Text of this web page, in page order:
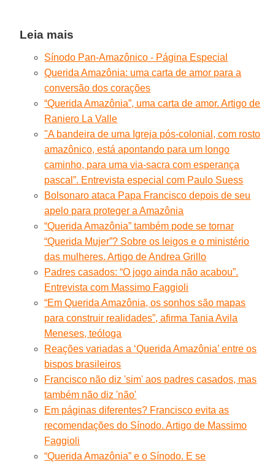
Leia mais
Sínodo Pan-Amazônico - Página Especial
Querida Amazônia: uma carta de amor para a
conversão dos corações
“Querida Amazônia”, uma carta de amor. Artigo de
Raniero La Valle
"A bandeira de uma Igreja pós-colonial, com rosto
amazônico, está apontando para um longo
caminho, para uma via-sacra com esperança
pascal”. Entrevista especial com Paulo Suess
Bolsonaro ataca Papa Francisco depois de seu
apelo para proteger a Amazônia
“Querida Amazônia” também pode se tornar
“Querida Mujer”? Sobre os leigos e o ministério
das mulheres. Artigo de Andrea Grillo
Padres casados: “O jogo ainda não acabou”.
Entrevista com Massimo Faggioli
“Em Querida Amazônia, os sonhos são mapas
para construir realidades”, afirma Tania Avila
Meneses, teóloga
Reações variadas a ‘Querida Amazônia’ entre os
bispos brasileiros
Francisco não diz 'sim' aos padres casados, mas
também não diz 'não'
Em páginas diferentes? Francisco evita as
recomendações do Sínodo. Artigo de Massimo
Faggioli
“Querida Amazônia” e o Sínodo. E se